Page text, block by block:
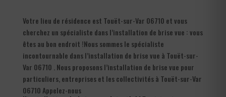
Votre lieu de résidence est Touët-sur-Var 06710 et vous
cherchez un spécialiste dans l’installation de brise vue : vous
êtes au bon endroit !Nous sommes le spécialiste
incontournable dans l’installation de brise vue à Touët-sur-
Var 06710 . Nous proposons l’installation de brise vue pour
particuliers, entreprises et les collectivités à Touët-sur-Var
06710 Appelez-nous